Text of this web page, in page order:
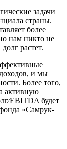
задачи
страны.
более
нам никто не
растет.
и мы
Более того,
активную
будет
«Самрук-